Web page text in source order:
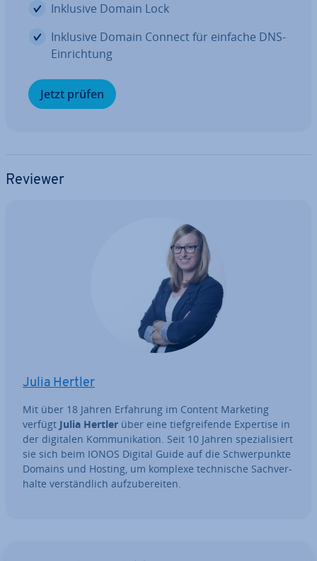
Inklusive Domain Lock
Inklusive Domain Connect für einfache DNS-
Ein­rich­tung
Jetzt prüfen
Reviewer
Julia Hertler
Mit über 18 Jahren Erfahrung im Content Marketing
verfügt Julia Hertler über eine tief­grei­fen­de Expertise in
der digitalen Kom­mu­ni­ka­ti­on. Seit 10 Jahren spe­zia­li­siert
sie sich beim IONOS Digital Guide auf die Schwer­punk­te
Domains und Hosting, um komplexe tech­ni­sche Sach­ver­
hal­te ver­ständ­lich auf­zu­be­rei­ten.